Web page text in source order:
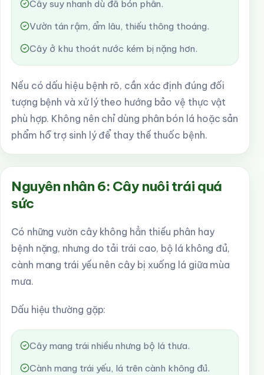
Cây suy nhanh dù đã bón phân.
Vườn tán rậm, ẩm lâu, thiếu thông thoáng.
Cây ở khu thoát nước kém bị nặng hơn.
Nếu có dấu hiệu bệnh rõ, cần xác định đúng đối
tượng bệnh và xử lý theo hướng bảo vệ thực vật
phù hợp. Không nên chỉ dùng phân bón lá hoặc sản
phẩm hỗ trợ sinh lý để thay thế thuốc bệnh.
Nguyên nhân 6: Cây nuôi trái quá
sức
Có những vườn cây không hẳn thiếu phân hay
bệnh nặng, nhưng do tải trái cao, bộ lá không đủ,
cành mang trái yếu nên cây bị xuống lá giữa mùa
mưa.
Dấu hiệu thường gặp:
Cây mang trái nhiều nhưng bộ lá thưa.
Cành mang trái yếu, lá trên cành không đủ.